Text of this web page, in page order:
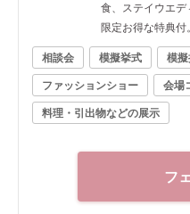
食、ステイウエ
限定お得な特典
を！
相談会 模擬挙式 模
ファッションショー
会場
料理・引出物などの展示
フ